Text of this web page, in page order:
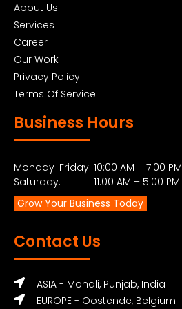
About Us
Services
Career
Our Work
Privacy Policy
Terms Of Service
Business Hours
Monday-Friday: 10:00 AM – 7:00 PM
Saturday: 11:00 AM – 5:00 PM
Grow Your Business Today
Contact Us
ASIA - Mohali, Punjab, India
EUROPE - Oostende, Belgium